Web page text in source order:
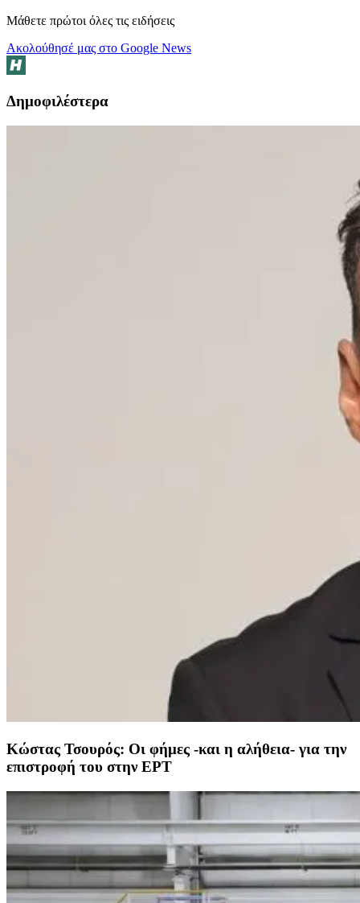
Μάθετε πρώτοι όλες τις ειδήσεις
Ακολούθησέ μας στο Google News
Δημοφιλέστερα
Κώστας Τσουρός: Οι φήμες -και η αλήθεια- για την
επιστροφή του στην ΕΡΤ